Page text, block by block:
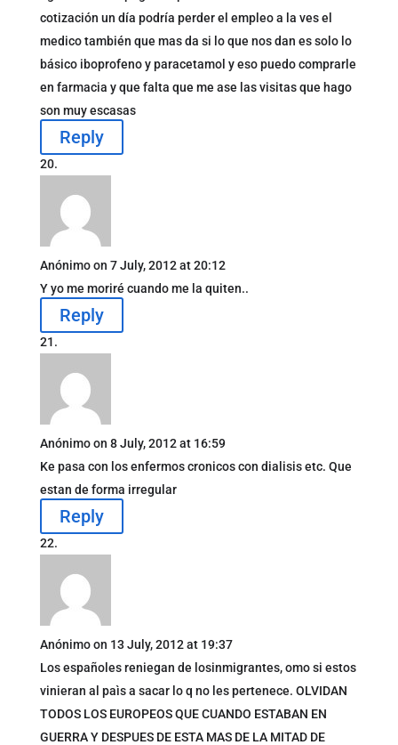
cotización un día podría perder el empleo a la ves el
medico también que mas da si lo que nos dan es solo lo
básico iboprofeno y paracetamol y eso puedo comprarle
en farmacia y que falta que me ase las visitas que hago
son muy escasas
Reply
Anónimo on 7 July, 2012 at 20:12
Y yo me moriré cuando me la quiten..
Reply
Anónimo on 8 July, 2012 at 16:59
Ke pasa con los enfermos cronicos con dialisis etc. Que
estan de forma irregular
Reply
Anónimo on 13 July, 2012 at 19:37
Los españoles reniegan de losinmigrantes, omo si estos
vinieran al paìs a sacar lo q no les pertenece. OLVIDAN
TODOS LOS EUROPEOS QUE CUANDO ESTABAN EN
GUERRA Y DESPUES DE ESTA MAS DE LA MITAD DE